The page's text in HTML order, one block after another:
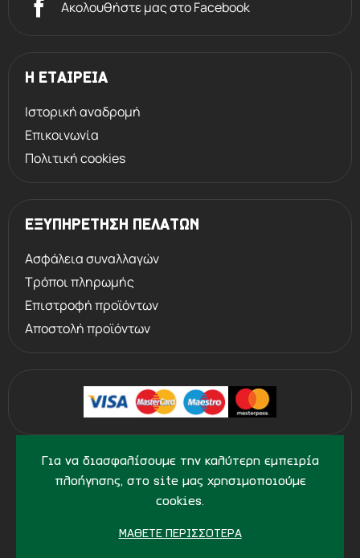
Για να διασφαλίσουμε την καλύτερη εμπειρία
πλοήγησης, στο site μας χρησιμοποιούμε
cookies.
ΜΆΘΕΤΕ ΠΕΡΙΣΣΌΤΕΡΑ
Ακολουθήστε μας στο Facebook
Η ΕΤΑΙΡΕΙΑ
Ιστορική αναδρομή
Επικοινωνία
Πολιτική cookies
ΕΞΥΠΗΡΕΤΗΣΗ ΠΕΛΑΤΩΝ
Ασφάλεια συναλλαγών
Τρόποι πληρωμής
Επιστροφή προϊόντων
Αποστολή προϊόντων
© 2013 - 2026 PERVOLARAKIS1924.GR